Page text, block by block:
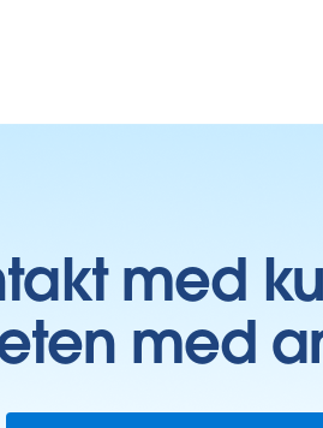
med
med